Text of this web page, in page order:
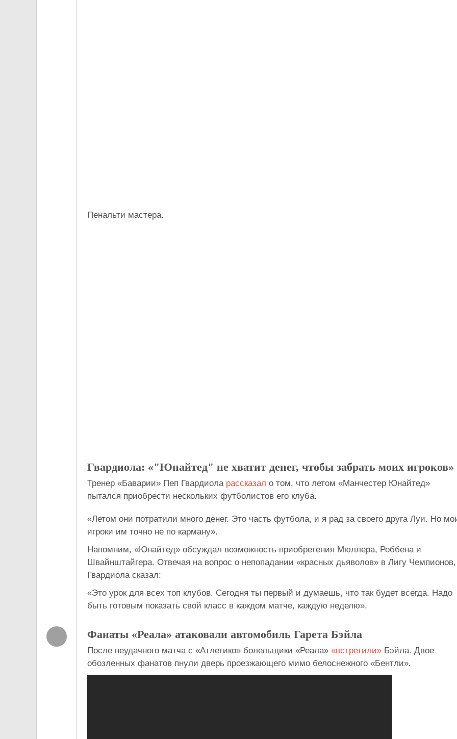
Пенальти мастера.
Гвардиола: «"Юнайтед" не хватит денег, чтобы забрать моих игроков»
Тренер «Баварии» Пеп Гвардиола рассказал о том, что летом «Манчестер Юнайтед»
пытался приобрести нескольких футболистов его клуба.
«Летом они потратили много денег. Это часть футбола, и я рад за своего друга Луи. Но
игроки им точно не по карману».
Напомним, «Юнайтед» обсуждал возможность приобретения Мюллера, Роббена и
Швайнштайгера. Отвечая на вопрос о непопадании «красных дьяволов» в Лигу Чемпионов,
Гвардиола сказал:
«Это урок для всех топ клубов. Сегодня ты первый и думаешь, что так будет всегда. Надо
быть готовым показать свой класс в каждом матче, каждую неделю».
Фанаты «Реала» атаковали автомобиль Гарета Бэйла
После неудачного матча с «Атлетико» болельщики «Реала» «встретили» Бэйла. Двое
обозленных фанатов пнули дверь проезжающего мимо белоснежного «Бентли».